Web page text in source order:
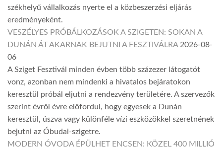
székhelyű vállalkozás nyerte el a közbeszerzési eljárás
eredményeként.
VESZÉLYES PRÓBÁLKOZÁSOK A SZIGETEN: SOKAN A
DUNÁN ÁT AKARNAK BEJUTNI A FESZTIVÁLRA 2026-08-
06
A Sziget Fesztivál minden évben több százezer látogatót
vonz, azonban nem mindenki a hivatalos bejáratokon
keresztül próbál eljutni a rendezvény területére. A szervezők
szerint évről évre előfordul, hogy egyesek a Dunán
keresztül, úszva vagy különféle vízi eszközökkel szeretnének
bejutni az Óbudai-szigetre.
MODERN ÓVODA ÉPÜLHET ENCSEN: KÖZEL 400 MILLIÓ